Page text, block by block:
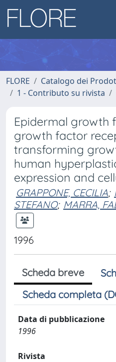
FLORE
Catalogo dei
1 - Contributo su rivista
Epidermal growth
growth factor
transforming
human
expression and
GRAPPONE, CECILIA;
STEFANO; MARRA,
1996
Scheda breve
Scheda completa
Data di pubblicazione
1996
Rivista